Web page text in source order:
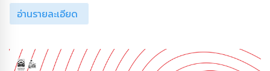
อ่านรายละเอียด